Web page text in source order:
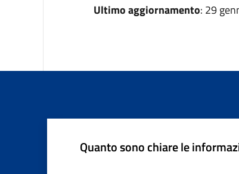
Ultimo aggiornamento: 29
Quanto sono chiare le